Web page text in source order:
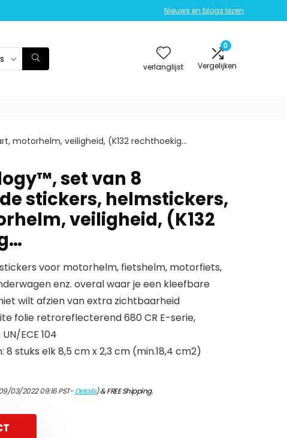
Nieuws en blogs lezen
verlanglijst
0
Vergelijken
motorhelm, veiligheid, (K132 rechthoekig…
set van 8
stickers, helmstickers,
veiligheid, (K132
voor motorhelm, fietshelm, motorfiets,
enz. overal waar je een kleefbare
wilt afzien van extra zichtbaarheid
folie retroreflecterend 680 CR E-serie,
ECE 104
stuks elk 8,5 cm x 2,3 cm (min.18,4 cm2)
03/2022 09:16 PST-Details)&FREE Shipping.